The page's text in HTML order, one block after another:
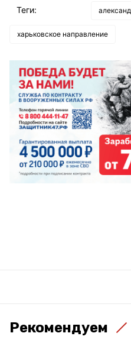
Теги:
харьковское направление
Рекомендуем